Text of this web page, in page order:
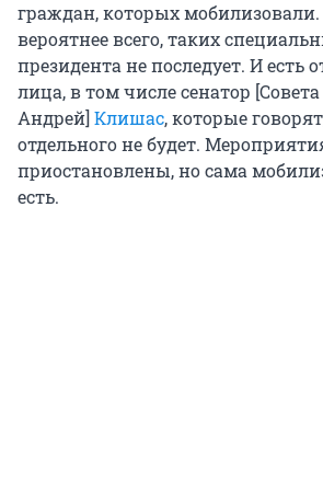
граждан, которых мобилизовали.
вероятнее всего, таких
президента не последует. И есть
лица, в том числе сенатор
Андрей] Клишас, которые
отдельного не будет.
приостановлены, но сама
есть.